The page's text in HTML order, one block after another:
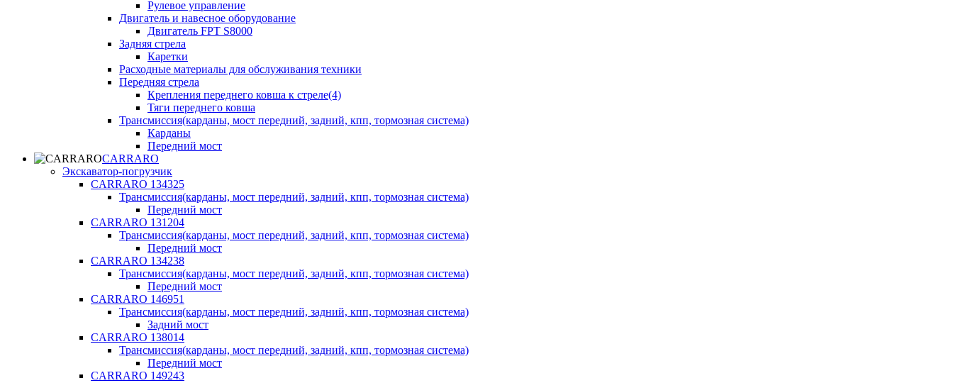
Рулевое управление
Двигатель и навесное оборудование
Двигатель FPT S8000
Задняя стрела
Каретки
Расходные материалы для обслуживания техники
Передняя стрела
Крепления переднего ковша к стреле(4)
Тяги переднего ковша
Трансмиссия(карданы, мост передний, задний, кпп, тормозная система)
Карданы
Передний мост
CARRARO
Экскаватор-погрузчик
CARRARO 134325
Трансмиссия(карданы, мост передний, задний, кпп, тормозная система)
Передний мост
CARRARO 131204
Трансмиссия(карданы, мост передний, задний, кпп, тормозная система)
Передний мост
CARRARO 134238
Трансмиссия(карданы, мост передний, задний, кпп, тормозная система)
Передний мост
CARRARO 146951
Трансмиссия(карданы, мост передний, задний, кпп, тормозная система)
Задний мост
CARRARO 138014
Трансмиссия(карданы, мост передний, задний, кпп, тормозная система)
Передний мост
CARRARO 149243